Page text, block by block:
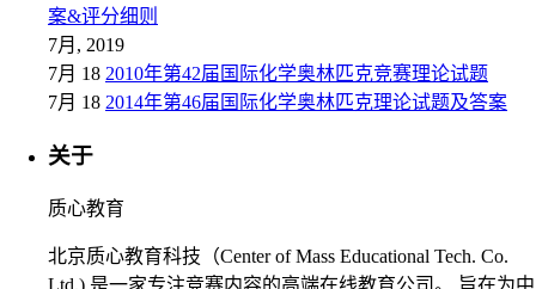
案&评分细则
7月, 2019
7月 18 2010年第42届国际化学奥林匹克竞赛理论试题
7月 18 2014年第46届国际化学奥林匹克理论试题及答案
关于
质心教育
北京质心教育科技（Center of Mass Educational Tech. Co.
Ltd.) 是一家专注竞赛内容的高端在线教育公司。 旨在为中